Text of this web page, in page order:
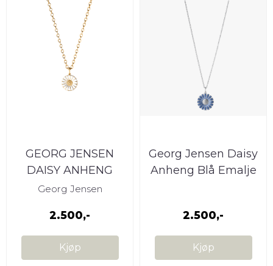
GEORG JENSEN
DAISY ANHENG
Georg Jensen
2.500,-
Kjøp
Georg Jensen Daisy
Anheng Blå Emalje
2.500,-
Kjøp